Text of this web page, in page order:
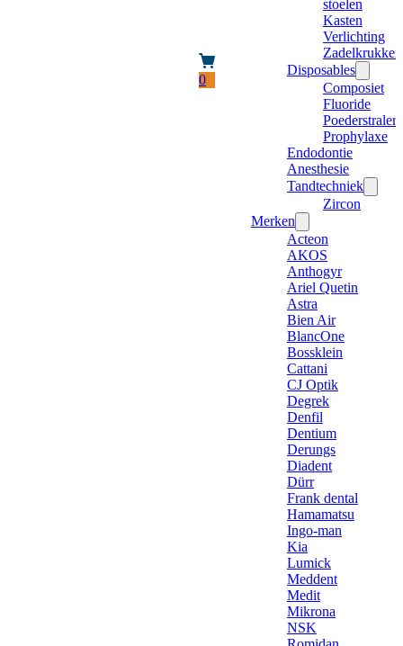
0
stoelen
Kasten
Verlichting
Zadelkrukken
Disposables
Composiet
Fluoride
Poederstraler
Prophylaxe
Endodontie
Anesthesie
Tandtechniek
Zircon
Merken
Acteon
AKOS
Anthogyr
Ariel Quetin
Astra
Bien Air
BlancOne
Bossklein
Cattani
CJ Optik
Degrek
Denfil
Dentium
Derungs
Diadent
Dürr
Frank dental
Hamamatsu
Ingo-man
Kia
Lumick
Meddent
Medit
Mikrona
NSK